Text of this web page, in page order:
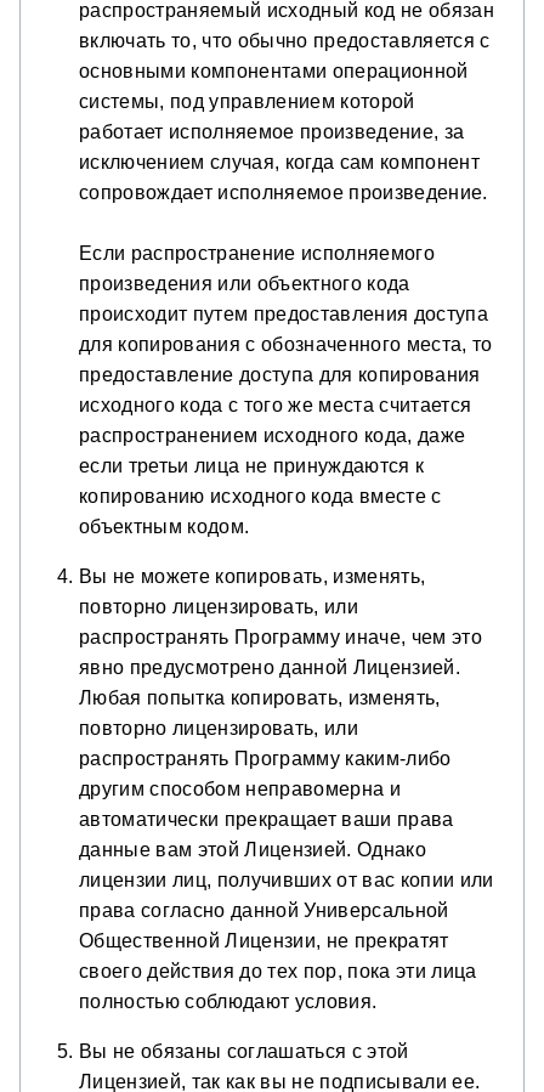
распространяемый исходный код не обязан
включать то, что обычно предоставляется с
основными компонентами операционной
системы, под управлением которой
работает исполняемое произведение, за
исключением случая, когда сам компонент
сопровождает исполняемое произведение.
Если распространение исполняемого
произведения или объектного кода
происходит путем предоставления доступа
для копирования с обозначенного места, то
предоставление доступа для копирования
исходного кода с того же места считается
распространением исходного кода, даже
если третьи лица не принуждаются к
копированию исходного кода вместе с
объектным кодом.
Вы не можете копировать, изменять,
повторно лицензировать, или
распространять Программу иначе, чем это
явно предусмотрено данной Лицензией.
Любая попытка копировать, изменять,
повторно лицензировать, или
распространять Программу каким-либо
другим способом неправомерна и
автоматически прекращает ваши права
данные вам этой Лицензией. Однако
лицензии лиц, получивших от вас копии или
права согласно данной Универсальной
Общественной Лицензии, не прекратят
своего действия до тех пор, пока эти лица
полностью соблюдают условия.
Вы не обязаны соглашаться с этой
Лицензией, так как вы не подписывали ее.